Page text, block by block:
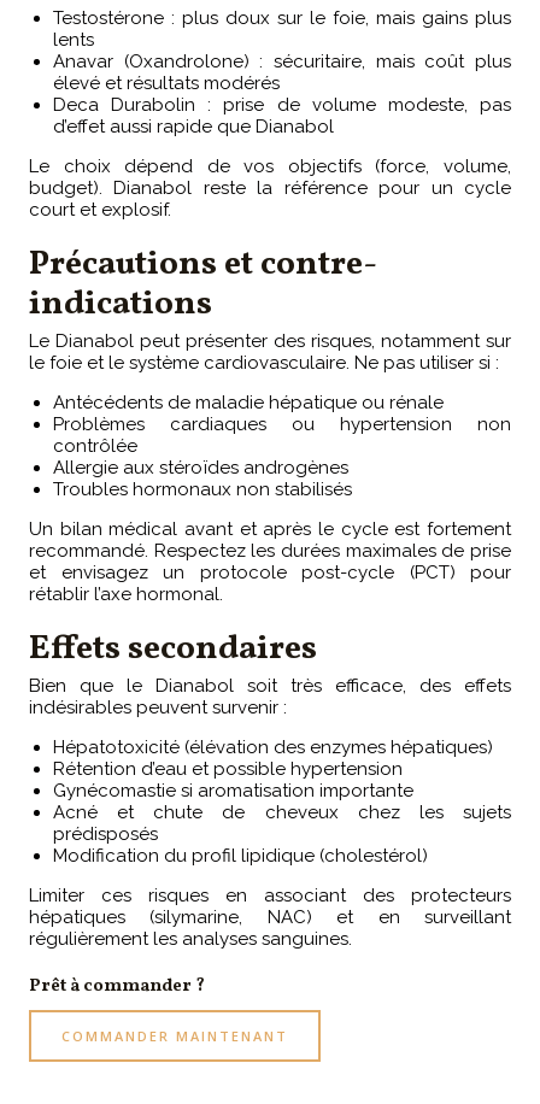
Testostérone : plus doux sur le foie, mais gains plus
lents
Anavar (Oxandrolone) : sécuritaire, mais coût plus
élevé et résultats modérés
Deca Durabolin : prise de volume modeste, pas
d’effet aussi rapide que Dianabol
Le choix dépend de vos objectifs (force, volume,
budget). Dianabol reste la référence pour un cycle
court et explosif.
Précautions et contre-
indications
Le Dianabol peut présenter des risques, notamment sur
le foie et le système cardiovasculaire. Ne pas utiliser si :
Antécédents de maladie hépatique ou rénale
Problèmes cardiaques ou hypertension non
contrôlée
Allergie aux stéroïdes androgènes
Troubles hormonaux non stabilisés
Un bilan médical avant et après le cycle est fortement
recommandé. Respectez les durées maximales de prise
et envisagez un protocole post-cycle (PCT) pour
rétablir l’axe hormonal.
Effets secondaires
Bien que le Dianabol soit très efficace, des effets
indésirables peuvent survenir :
Hépatotoxicité (élévation des enzymes hépatiques)
Rétention d’eau et possible hypertension
Gynécomastie si aromatisation importante
Acné et chute de cheveux chez les sujets
prédisposés
Modification du profil lipidique (cholestérol)
Limiter ces risques en associant des protecteurs
hépatiques (silymarine, NAC) et en surveillant
régulièrement les analyses sanguines.
Prêt à commander ?
COMMANDER MAINTENANT